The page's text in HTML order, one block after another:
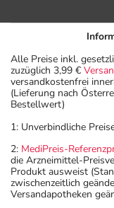
Schwere
Schuppenflechte
akute
Gelenkentzündung
bei
Schuppenflechte
(Psoriasis-Arthritis)
Behandlungsbeginn
- einmalige Gabe
(Testdosis):
Alle Preise inkl.
zuzüglich 3,99 €
versandkostenfrei
(Lieferung nach
Bestellwert)
1: Unverbindliche
2: MediPreis-
die Arzneimittel-
Produkt ausweist
zwischenzeitlich
Versandapotheken